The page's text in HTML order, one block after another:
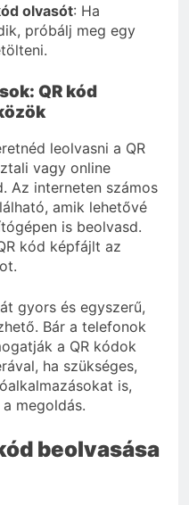
olvasót: Ha
próbálj meg egy
QR kód
leolvasni a QR
vagy online
Az interneten számos
amik lehetővé
is beolvasd.
kód képfájlt az
gyors és egyszerű,
Bár a telefonok
a QR kódok
ha szükséges,
is,
megoldás.
beolvasása